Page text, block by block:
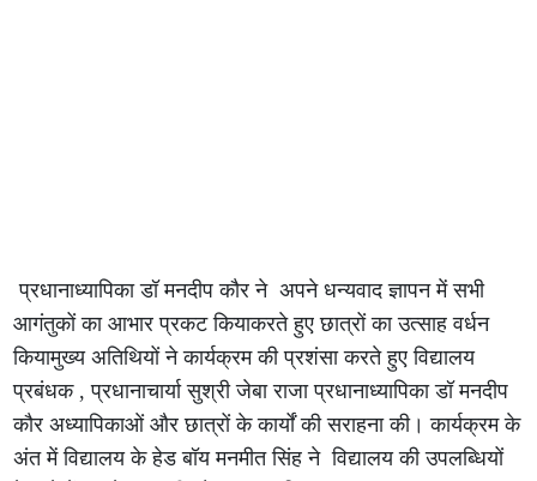
प्रधानाध्यापिका डॉ मनदीप कौर ने अपने धन्यवाद ज्ञापन में सभी
आगंतुकों का आभार प्रकट कियाकरते हुए छात्रों का उत्साह वर्धन
कियामुख्य अतिथियों ने कार्यक्रम की प्रशंसा करते हुए विद्यालय
प्रबंधक , प्रधानाचार्या सुश्री जेबा राजा प्रधानाध्यापिका डॉ मनदीप
कौर अध्यापिकाओं और छात्रों के कार्यों की सराहना की। कार्यक्रम के
अंत में विद्यालय के हेड बॉय मनमीत सिंह ने विद्यालय की उपलब्धियों